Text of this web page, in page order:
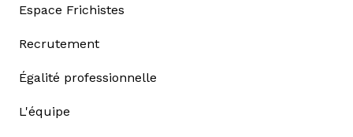
Espace Frichistes
Recrutement
Égalité professionnelle
L'équipe